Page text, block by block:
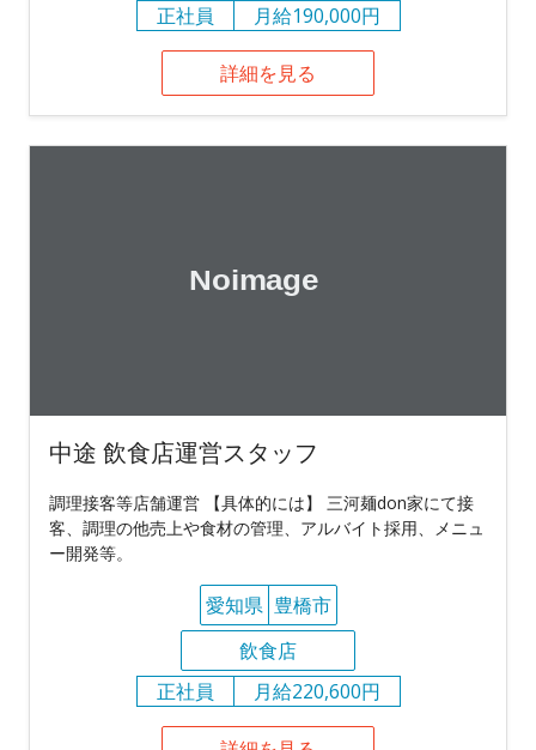
正社員
月給190,000円
詳細を見る
中途 飲食店運営スタッフ
調理接客等店舗運営 【具体的には】 三河麺don家にて接
客、調理の他売上や食材の管理、アルバイト採用、メニュ
ー開発等。
愛知県 豊橋市
飲食店
正社員
月給220,600円